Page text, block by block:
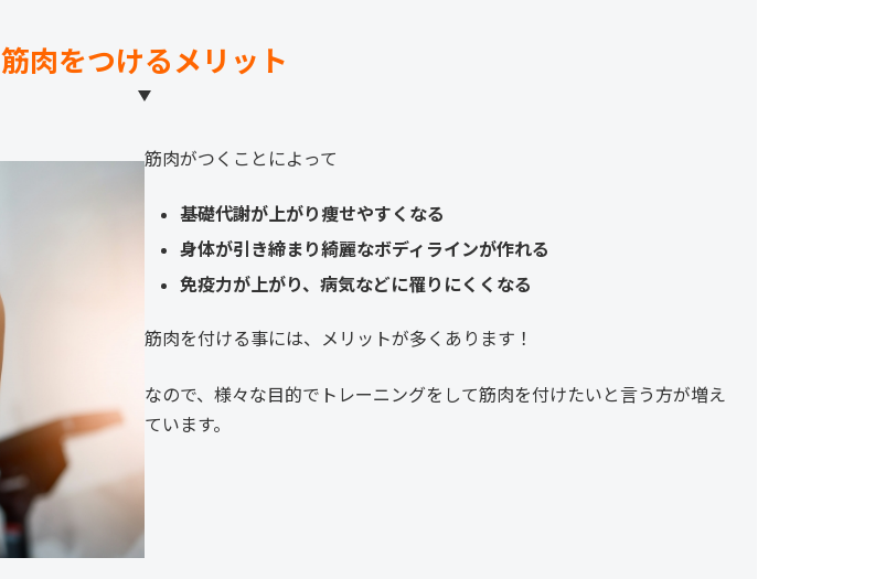
筋肉をつけるメリット
筋肉がつくことによって
基礎代謝が上がり痩せやすくなる
身体が引き締まり綺麗なボディラインが作れる
免疫力が上がり、病気などに罹りにくくなる
筋肉を付ける事には、メリットが多くあります！
なので、様々な目的でトレーニングをして筋肉を付けたいと言う方が増え
ています。